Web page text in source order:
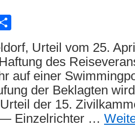
infolge
unzureichender
Sicherung
der
Hotelanlage
Urteil vom 25.
des
auf einer
der Beklagten
der 15.
Einzelrichter …